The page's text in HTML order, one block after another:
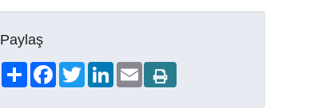
Paylaş
ShareFacebookTwitterLinkedIn
Email